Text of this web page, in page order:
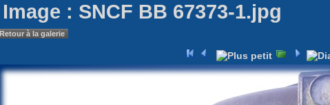
Image : SNCF BB 67373-1.jpg
Retour à la galerie